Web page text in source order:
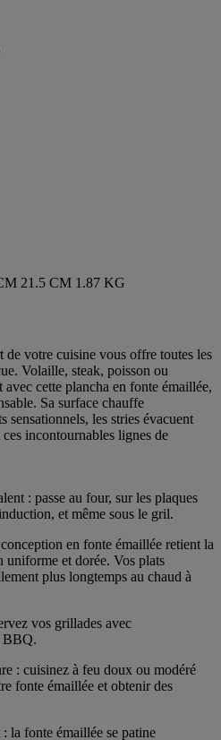
21.5 CM 1.87 KG
votre cuisine vous offre toutes les
Volaille, steak, poisson ou
cette plancha en fonte émaillée,
Sa surface chauffe
sensationnels, les stries évacuent
incontournables lignes de
: passe au four, sur les plaques
et même sous le gril.
en fonte émaillée retient la
uniforme et dorée. Vos plats
plus longtemps au chaud à
vos grillades avec
BBQ.
: cuisinez à feu doux ou modéré
fonte émaillée et obtenir des
la fonte émaillée se patine